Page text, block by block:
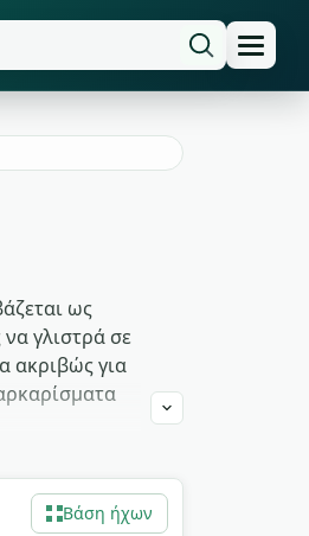
ως
γλιστρά σε
ακριβώς για
fade. Party
signup ήΒάση ήχων